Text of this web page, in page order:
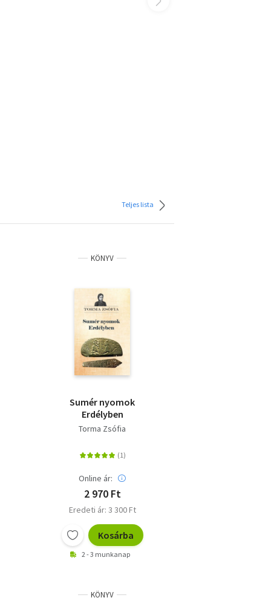
Teljes lista
KÖNYV
Sumér nyomok
Erdélyben
Torma Zsófia
Online ár:
2 970 Ft
Eredeti ár: 3 300 Ft
Kosárba
2 - 3 munkanap
KÖNYV